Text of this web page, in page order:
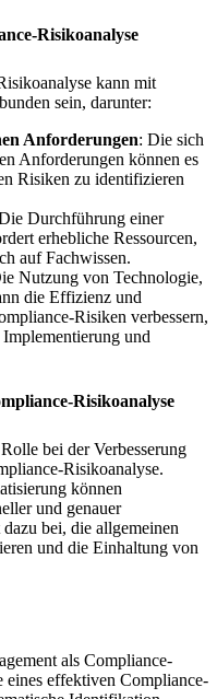
Risikoanalyse
kann mit
sein, darunter:
Anforderungen: Die sich
Anforderungen können es
Risiken zu identifizieren
Durchführung einer
erhebliche Ressourcen,
auf Fachwissen.
Nutzung von Technologie,
die Effizienz und
Risiken verbessern,
und
Risikoanalyse
bei der Verbesserung
Risikoanalyse.
können
und genauer
bei, die allgemeinen
und die Einhaltung von
als Compliance-
eines effektiven Compliance-